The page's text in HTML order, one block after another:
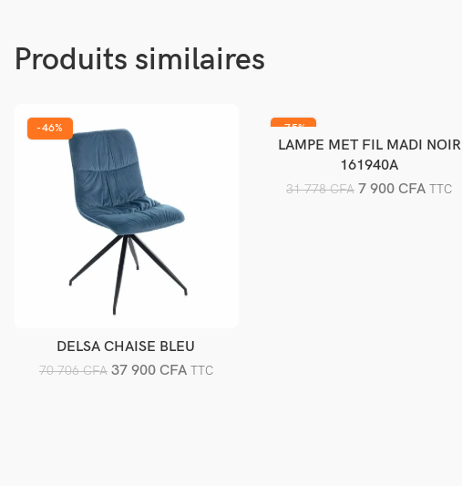
Produits similaires
-46%
Ajouter au panier
DELSA CHAISE BLEU
70 706CFA 37 900 CFA TTC
-75%
Ajouter au panier
LAMPE MET FIL MADI NOIR
161940A
31 778CFA 7 900CFA TTC